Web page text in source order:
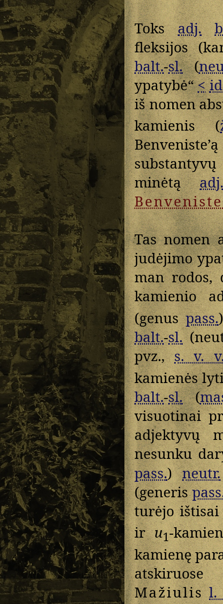
Toksadj.
fleksijos
balt.-sl.(
ypatybė“<
iš nomen
kamienis (
minėtąadj.
Benveniste
Tas nomen
judėjimo
man rodos,
kamienio
(genuspass.
balt.-sl.
pvz.,s. v.
kamienės
balt.-sl.(
visuotinai
adjektyvų
nesunku
pass.)neutr.
(generis
turėjo
iru1-
kamienę
Mažiulis l.